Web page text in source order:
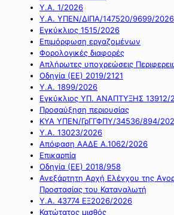
Υ.Α. 1/2026
Υ.Α. ΥΠΕΝ/ΔΙΠΑ/147520/9699/2026
Εγκύκλιος 1515/2026
Επιμόρφωση εργαζομένων
Φορολογικές διαφορές
Απλήρωτες υποχρεώσεις
Οδηγία (ΕΕ) 2019/2121
Υ.Α. 1899/2026
Εγκύκλιος ΥΠ. ΑΝΑΠΤΥΞΗΣ 13912/
Προσαύξηση περιουσίας
ΚΥΑ ΥΠΕΝ/ΓρΓΓΦΠΥ/34536/894/
Υ.Α. 13023/2026
Απόφαση ΑΑΔΕ Α.1062/2026
Επικαρπία
Οδηγία (ΕΕ) 2018/958
Ανεξάρτητη Αρχή Ελέγχου της
Προστασίας του Καταναλωτή
Υ.Α. 43774 ΕΞ2026/2026
Κατώτατος μισθός